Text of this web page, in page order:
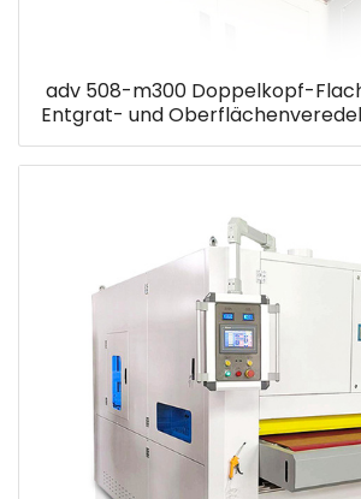
adv 508-m300 Doppelkopf-
Entgrat- und